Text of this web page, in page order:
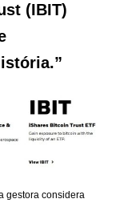
(IBIT)
gestora considera